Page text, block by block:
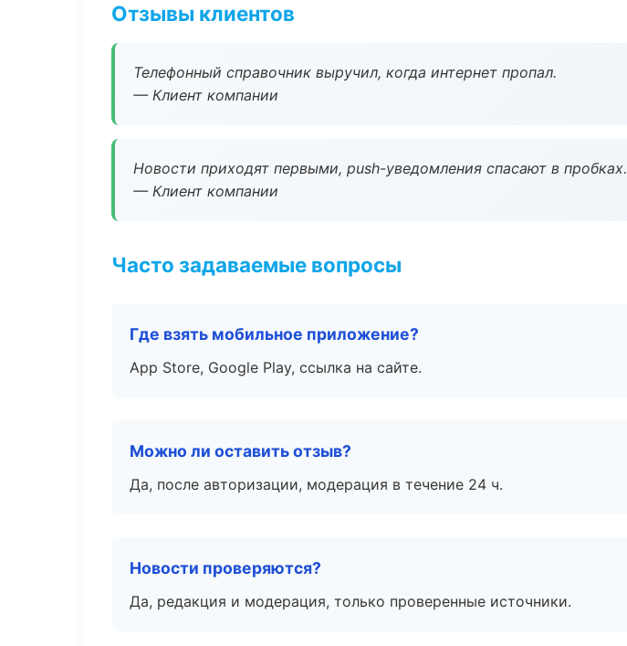
Отзывы клиентов
Телефонный справочник выручил, когда интернет пропал.
— Клиент компании
Новости приходят первыми, push-уведомления спасают в пробках.
— Клиент компании
Часто задаваемые вопросы
Где взять мобильное приложение?
App Store, Google Play, ссылка на сайте.
Можно ли оставить отзыв?
Да, после авторизации, модерация в течение 24 ч.
Новости проверяются?
Да, редакция и модерация, только проверенные источники.